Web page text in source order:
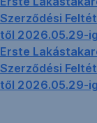
Szerződési
től 2026.05.29-
Erste
Szerződési
től 2026.05.29-